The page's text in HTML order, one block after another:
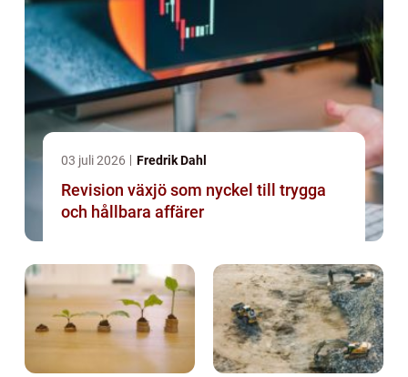
03 juli 2026 Fredrik Dahl
Revision växjö som nyckel till trygga
och hållbara affärer